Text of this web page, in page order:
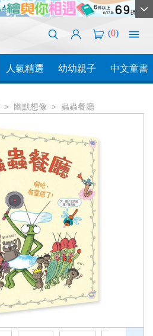
(0)
人氣精選 幼幼親子 中文童書
幽默想像 蟲蟲餐廳